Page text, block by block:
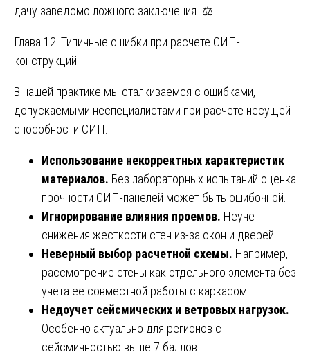
дачу заведомо ложного заключения. ⚖️
Глава 12: Типичные ошибки при расчете СИП-
конструкций
В нашей практике мы сталкиваемся с ошибками,
допускаемыми неспециалистами при расчете несущей
способности СИП:
Использование некорректных характеристик
материалов. Без лабораторных испытаний оценка
прочности СИП-панелей может быть ошибочной.
Игнорирование влияния проемов. Неучет
снижения жесткости стен из-за окон и дверей.
Неверный выбор расчетной схемы. Например,
рассмотрение стены как отдельного элемента без
учета ее совместной работы с каркасом.
Недоучет сейсмических и ветровых нагрузок.
Особенно актуально для регионов с
сейсмичностью выше 7 баллов.